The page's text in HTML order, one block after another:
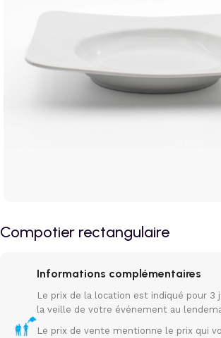
Compotier rectangulaire
Informations complémentaires
Le prix de la location est indiqué pour 3
la veille de votre événement au
Le prix de vente mentionne le prix qui